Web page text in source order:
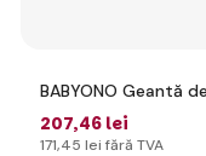
BABYONO Geantă
207,46 lei
171,45 lei fără TVA